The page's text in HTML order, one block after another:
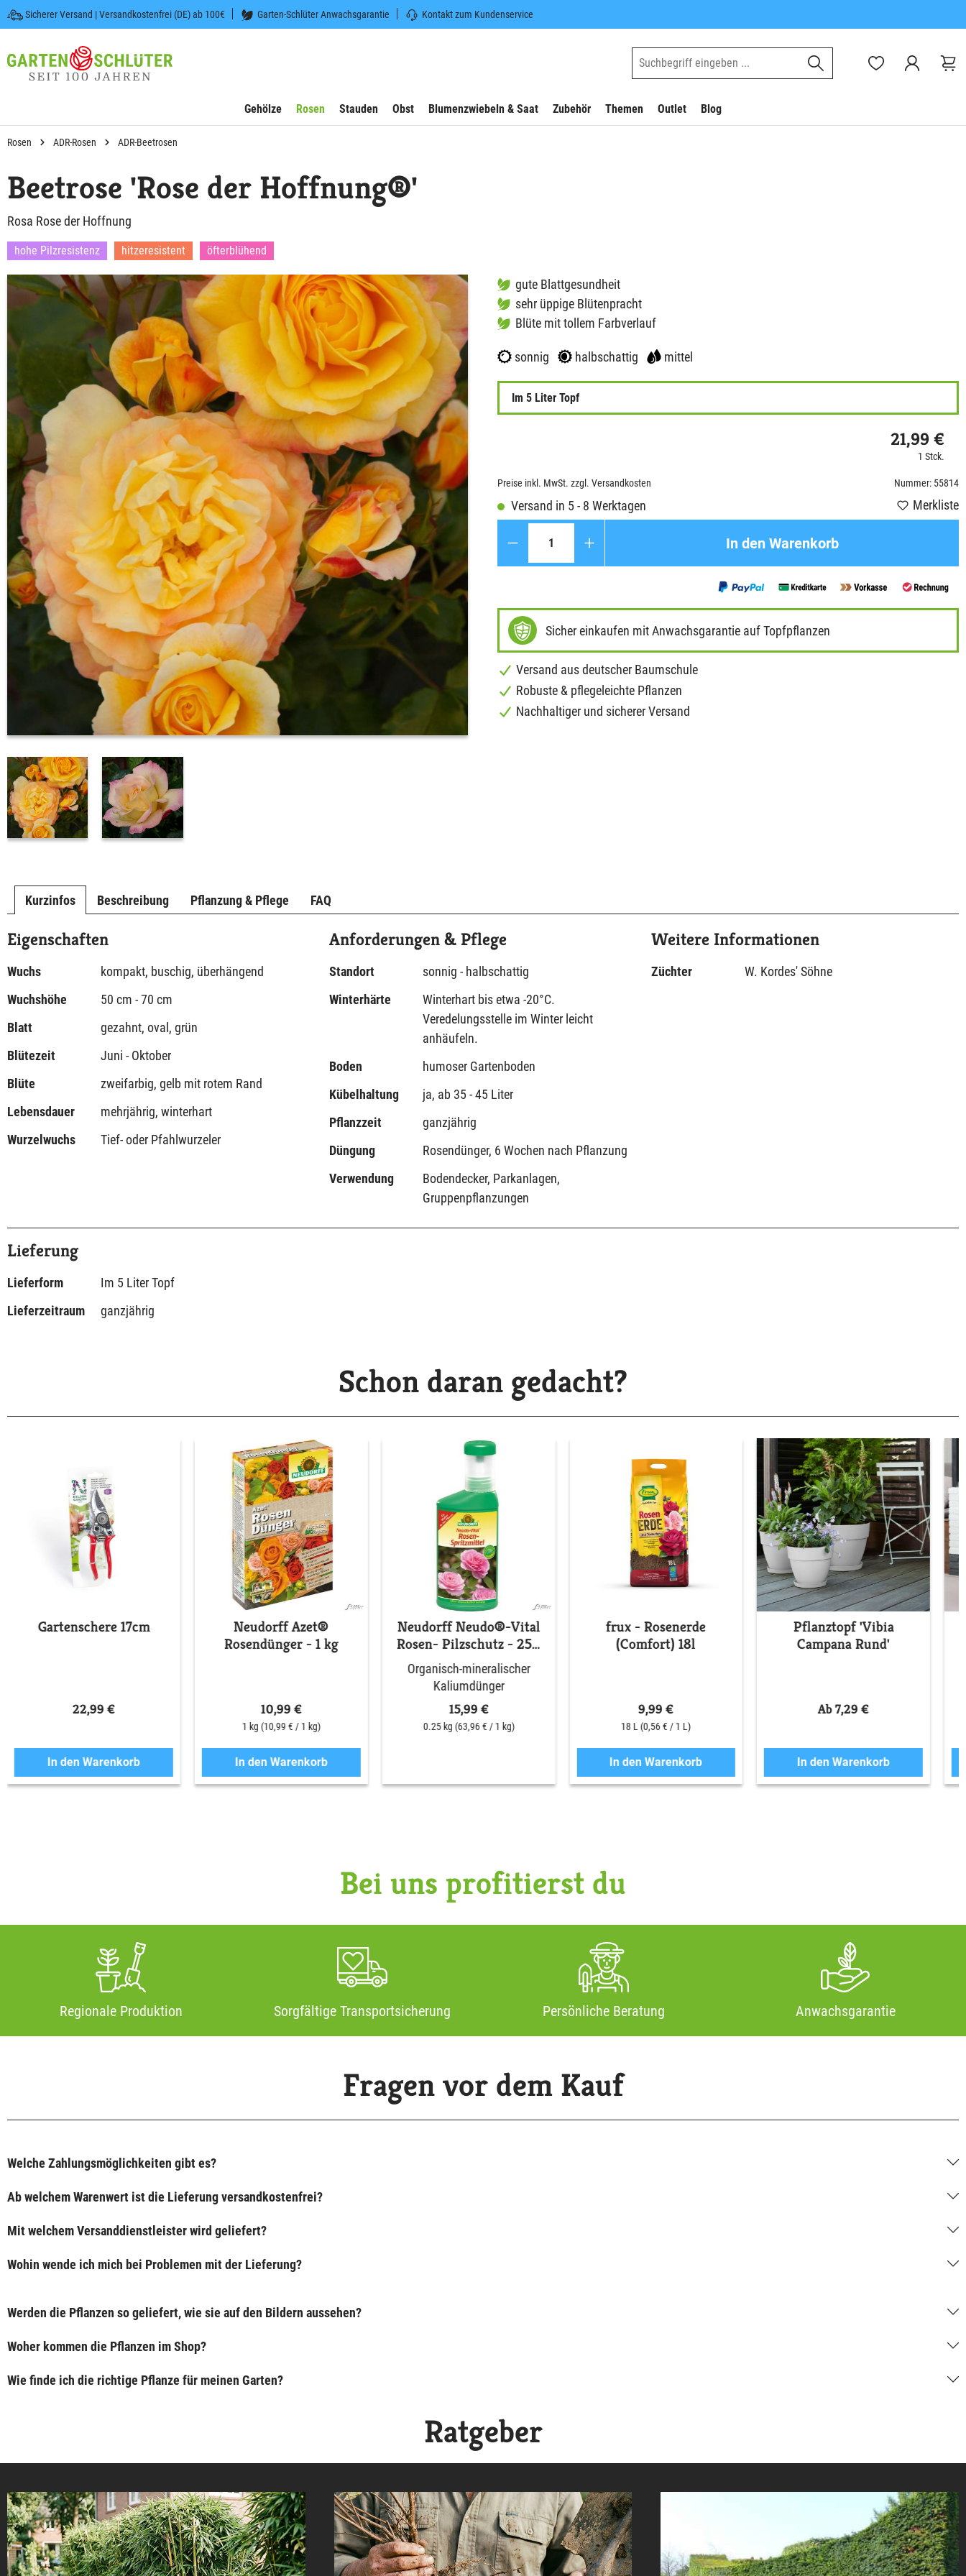
Zur Hauptnavigation springen
Sicherer Versand | Versandkostenfrei (DE) ab 100€ Garten-Schlüter Anwachsgarantie Kontakt zum Kundenservice
Gehölze Rosen Stauden Obst Blumenzwiebeln & Saat Zubehör Themen Outlet Blog
Rosen ADR-Rosen ADR-Beetrosen
Beetrose 'Rose der Hoffnung®'
Rosa Rose der Hoffnung
hohe Pilzresistenz hitzeresistent öfterblühend
gute Blattgesundheit
sehr üppige Blütenpracht
Blüte mit tollem Farbverlauf
sonnig halbschattig mittel
Im 5 Liter Topf
21,99 €
1 Stck.
Preise inkl. MwSt. zzgl. Versandkosten Nummer: 55814
Versand in 5 - 8 Werktagen
Merkliste
In den Warenkorb
Sicher einkaufen mit Anwachsgarantie auf Topfpflanzen
Versand aus deutscher Baumschule
Robuste & pflegeleichte Pflanzen
Nachhaltiger und sicherer Versand
Kurzinfos Beschreibung Pflanzung & Pflege FAQ
Eigenschaften
Wuchs
kompakt, buschig, überhängend
Wuchshöhe
50 cm - 70 cm
Blatt
gezahnt, oval, grün
Blütezeit
Juni - Oktober
Blüte
zweifarbig, gelb mit rotem Rand
Lebensdauer
mehrjährig, winterhart
Wurzelwuchs
Tief- oder Pfahlwurzeler
Anforderungen & Pflege
Standort
sonnig - halbschattig
Winterhärte
Winterhart bis etwa -20°C.
Veredelungsstelle im Winter leicht
anhäufeln.
Boden
humoser Gartenboden
Kübelhaltung
ja, ab 35 - 45 Liter
Pflanzzeit
ganzjährig
Düngung
Rosendünger, 6 Wochen nach Pflanzung
Verwendung
Bodendecker, Parkanlagen,
Gruppenpflanzungen
Weitere Informationen
Züchter W. Kordes' Söhne
Lieferung
Lieferform
Im 5 Liter Topf
Lieferzeitraum
ganzjährig
Schon daran gedacht?
Gartenschere 17cm
22,99 €
In den Warenkorb
Neudorff Azet®
Rosendünger - 1 kg
10,99 €
1 kg (10,99 € / 1 kg)
In den Warenkorb
Neudorff Neudo®-Vital
Rosen- Pilzschutz - 250
ml
Organisch-mineralischer
Kaliumdünger
15,99 €
0.25 kg (63,96 € / 1 kg)
frux - Rosenerde
(Comfort) 18l
9,99 €
18 L(0,56 € / 1 L)
In den Warenkorb
Pflanztopf 'Vibia
Campana Rund'
Ab 7,29 €
In den Warenkorb
Bei uns profitierst du
Regionale Produktion Sorgfältige Transportsicherung Persönliche Beratung Anwachsgarantie
Fragen vor dem Kauf
Welche Zahlungsmöglichkeiten gibt es?
Ab welchem Warenwert ist die Lieferung versandkostenfrei?
Mit welchem Versanddienstleister wird geliefert?
Wohin wende ich mich bei Problemen mit der Lieferung?
Werden die Pflanzen so geliefert, wie sie auf den Bildern aussehen?
Woher kommen die Pflanzen im Shop?
Wie finde ich die richtige Pflanze für meinen Garten?
Ratgeber